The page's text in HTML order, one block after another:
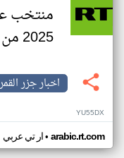
منتخب
2025 من دور المجموعات
اخبار جزر القمر
YU55DX
ار تي عربي• arabic.rt.com